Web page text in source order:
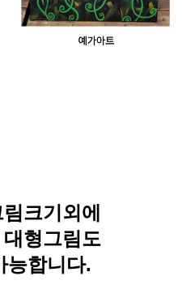
크기외에
형그림도
능합니다.